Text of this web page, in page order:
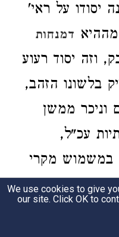
יסודו על ראי'
דמנחות
וזה יסוד רעוע
בלשונו הזהב,
ממשן
עכ"ל,
מקרי
דעי"ז אינו
ב' אותיות,
We use cookies to give
our site. Click OK to